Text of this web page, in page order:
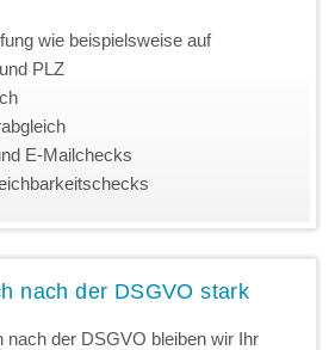
wie beispielsweise auf
PLZ
E-Mailchecks
nach der DSGVO stark
nach der DSGVO bleiben wir Ihr